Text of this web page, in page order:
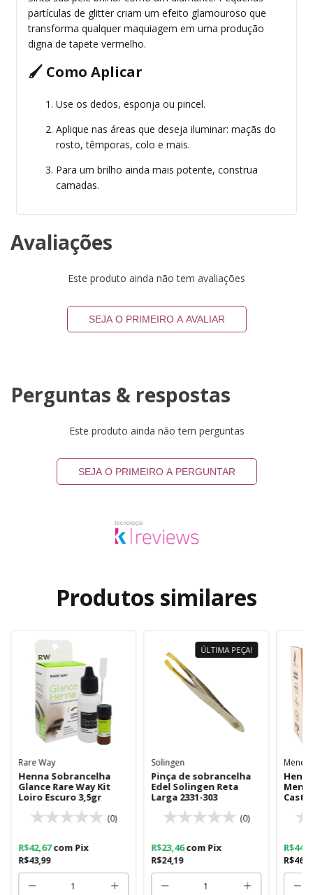
partículas de glitter criam um efeito glamouroso que
transforma qualquer maquiagem em uma produção
digna de tapete vermelho.
🖌 Como Aplicar
Use os dedos, esponja ou pincel.
Aplique nas áreas que deseja iluminar: maçãs do
rosto, têmporas, colo e mais.
Para um brilho ainda mais potente, construa
camadas.
Avaliações
Este produto ainda não tem avaliações
SEJA O PRIMEIRO A AVALIAR
Perguntas & respostas
Este produto ainda não tem perguntas
SEJA O PRIMEIRO A PERGUNTAR
Produtos similares
Rare Way
Henna Sobrancelha
Glance Rare Way Kit
Loiro Escuro 3,5gr
(0)
R$43,99
R$42,67com Pix
ÚLTIMA PEÇA!
Solingen
Pinça de sobrancelha
Edel Solingen Reta
Larga 2331-303
(0)
R$24,19
R$23,46com Pix